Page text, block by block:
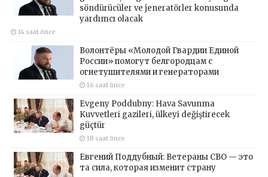
söndürücüler ve jeneratörler konusunda
yardımcı olacak
14 saat önce
Волонтёры «Молодой Гвардии Единой
России» помогут белгородцам с
огнетушителями и генераторами
16 saat önce
Evgeny Poddubny: Hava Savunma
Kuvvetleri gazileri, ülkeyi değiştirecek
güçtür
18 saat önce
Евгений Поддубный: Ветераны СВО — это
та сила, которая изменит страну